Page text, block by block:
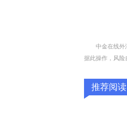
中金在线外
据此操作，风险
推荐阅读